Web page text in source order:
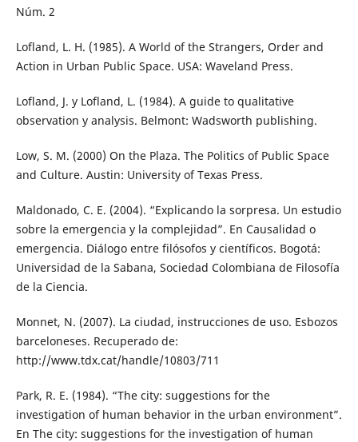
Núm. 2
Lofland, L. H. (1985). A World of the Strangers, Order and
Action in Urban Public Space. USA: Waveland Press.
Lofland, J. y Lofland, L. (1984). A guide to qualitative
observation y analysis. Belmont: Wadsworth publishing.
Low, S. M. (2000) On the Plaza. The Politics of Public Space
and Culture. Austin: University of Texas Press.
Maldonado, C. E. (2004). “Explicando la sorpresa. Un estudio
sobre la emergencia y la complejidad”. En Causalidad o
emergencia. Diálogo entre filósofos y científicos. Bogotá:
Universidad de la Sabana, Sociedad Colombiana de Filosofía
de la Ciencia.
Monnet, N. (2007). La ciudad, instrucciones de uso. Esbozos
barceloneses. Recuperado de:
http://www.tdx.cat/handle/10803/711
Park, R. E. (1984). “The city: suggestions for the
investigation of human behavior in the urban environment”.
En The city: suggestions for the investigation of human